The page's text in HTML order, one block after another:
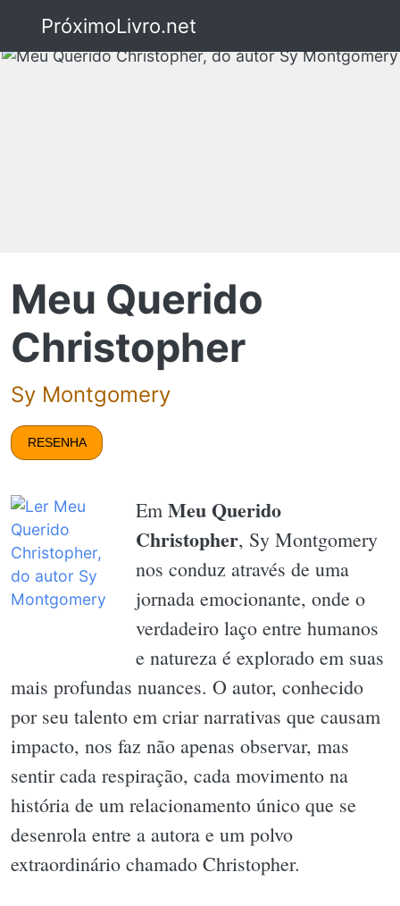
PróximoLivro.net
Meu Querido
Christopher
Sy Montgomery
RESENHA
Em Meu Querido
Christopher, Sy Montgomery
nos conduz através de uma
jornada emocionante, onde o
verdadeiro laço entre humanos
e natureza é explorado em suas
mais profundas nuances. O autor, conhecido
por seu talento em criar narrativas que causam
impacto, nos faz não apenas observar, mas
sentir cada respiração, cada movimento na
história de um relacionamento único que se
desenrola entre a autora e um polvo
extraordinário chamado Christopher.